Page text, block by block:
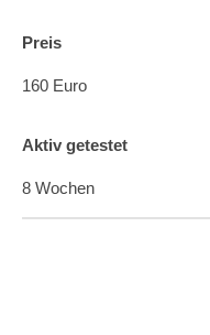
Preis
160 Euro
Aktiv getestet
8 Wochen